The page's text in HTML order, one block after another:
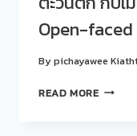
SDU
75
เปลี่ยน
Open-faced
Bypichayawee
READ MOREสวน